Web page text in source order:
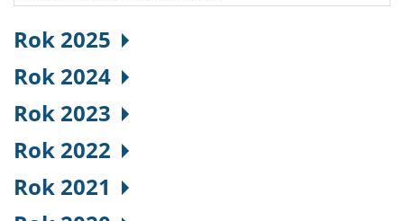
Rok 2025
Rok 2024
Rok 2023
Rok 2022
Rok 2021